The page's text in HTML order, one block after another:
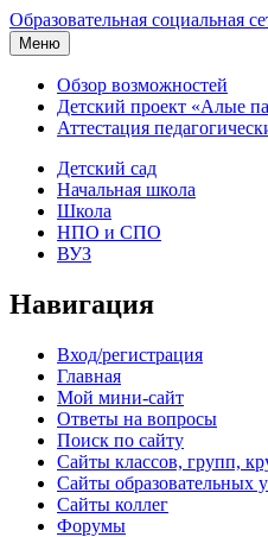
Образовательная социальная
Меню
Обзор возможностей
Детский проект «Алые
Аттестация
Детский сад
Начальная школа
Школа
НПО и СПО
ВУЗ
Навигация
Вход/регистрация
Главная
Мой мини-сайт
Ответы на вопросы
Поиск по сайту
Сайты классов, групп,
Сайты образовательных
Сайты коллег
Форумы